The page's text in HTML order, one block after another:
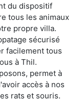
du dispositif
tous les animaux
propre villa.
sécurisé
facilement tous
à Thil.
permet à
accès à nos
rats et souris.